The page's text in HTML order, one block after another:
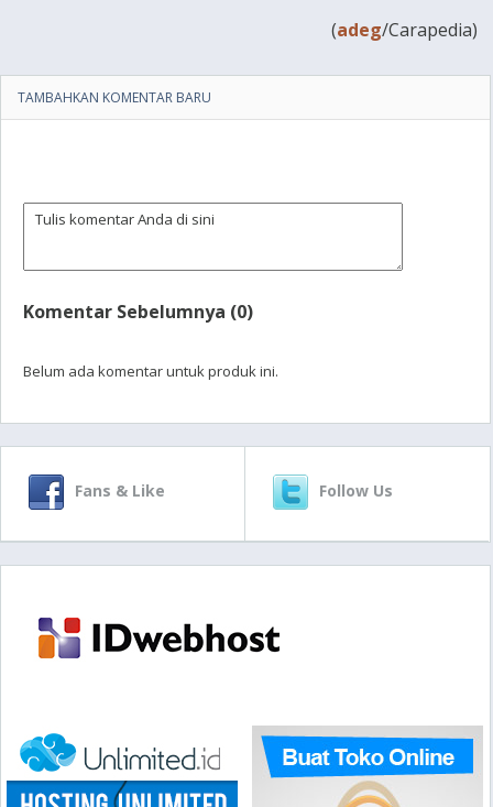
(adeg/Carapedia)
TAMBAHKAN KOMENTAR BARU
Komentar Sebelumnya (0)
Belum ada komentar untuk produk ini.
Fans & Like Follow Us